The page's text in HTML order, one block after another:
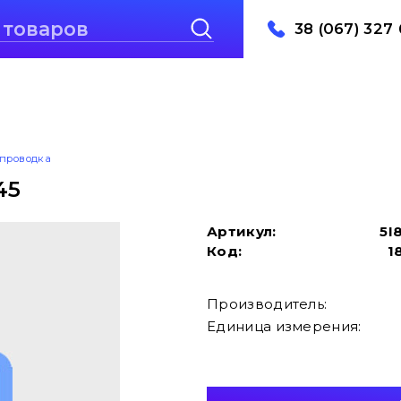
38 (067) 327
Артикул:
Код:
Производитель:
Единица измерения: